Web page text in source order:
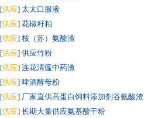
[供应] 太太口服液
[供应] 花椒籽粕
[供应] 核（苏）氨酸渣
[供应] 供应竹粉
[供应] 连花清瘟中药渣
[供应] 啤酒酵母粉
[供应] 厂家直供高蛋白饲料添加剂谷氨酸渣
[供应] 长期大量供应氨基酸干粉